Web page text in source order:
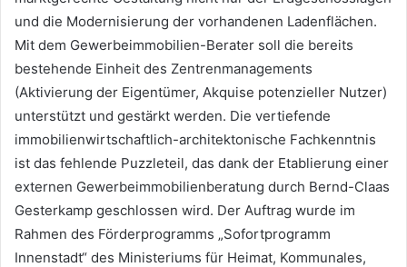
und die Modernisierung der vorhandenen Ladenflächen.
Mit dem Gewerbeimmobilien-Berater soll die bereits
bestehende Einheit des Zentrenmanagements
(Aktivierung der Eigentümer, Akquise potenzieller Nutzer)
unterstützt und gestärkt werden. Die vertiefende
immobilienwirtschaftlich-architektonische Fachkenntnis
ist das fehlende Puzzleteil, das dank der Etablierung einer
externen Gewerbeimmobilienberatung durch Bernd-Claas
Gesterkamp geschlossen wird. Der Auftrag wurde im
Rahmen des Förderprogramms „Sofortprogramm
Innenstadt“ des Ministeriums für Heimat, Kommunales,